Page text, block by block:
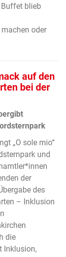
blieb
oder
auf den
bei der
„O sole mio“
und
der
des
– Inklusion
die
Inklusion,